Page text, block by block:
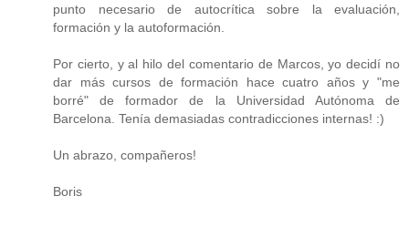
punto necesario de autocrítica sobre la evaluación,
formación y la autoformación.
Por cierto, y al hilo del comentario de Marcos, yo decidí no
dar más cursos de formación hace cuatro años y "me
borré" de formador de la Universidad Autónoma de
Barcelona. Tenía demasiadas contradicciones internas! :)
Un abrazo, compañeros!
Boris